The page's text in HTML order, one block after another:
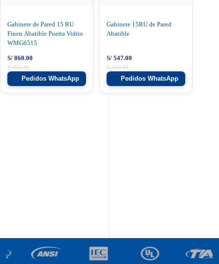
Gabinete de Pared 15 RU
Finen Abatible Puerta Vidrio
WMG6515
S/960.00
S/ 860.00
Pedidos WhatsApp
Gabinete 15RU de Pared
Abatible
S/620.00
S/ 547.00
Pedidos WhatsApp